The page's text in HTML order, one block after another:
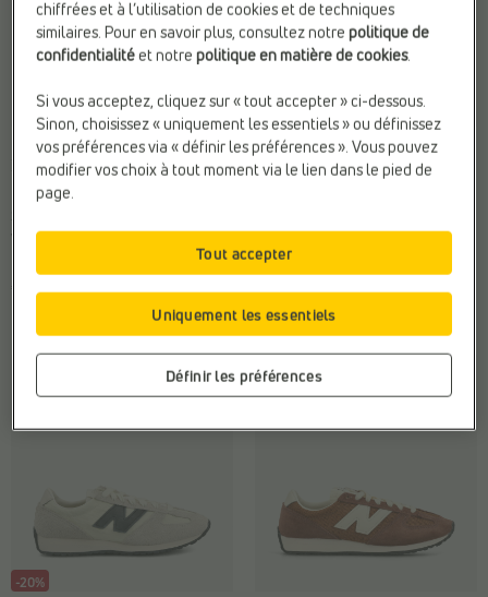
BASKETS SPORTIVES
New Balance
Marque:New Balance
Web-Only:N
BASKETS SPORTIVES
New Balance
€ 120,00
cm)
Sexe:
-20%
chiffrées et à l’utilisation de cookies et de techniques
similaires. Pour en savoir plus, consultez notrepolitique de
confidentialitéet notrepolitique en matière de cookies.
Si vous acceptez, cliquez sur « tout accepter » ci-dessous.
Sinon, choisissez « uniquement les essentiels » ou définissez
vos préférences via « définir les préférences ». Vous pouvez
modifier vos choix à tout moment via le lien dans le pied de
page.
Définir les préférences
Uniquement les essentiels
Tout accepter